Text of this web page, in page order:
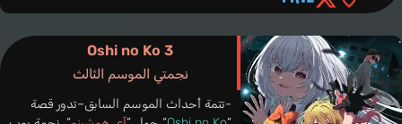
Oshi no Ko 3
نجمتي الموسم الثالث
-تتمة أحداث الموسم السابق–تدور قصة